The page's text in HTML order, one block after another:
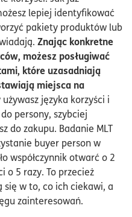
lepiej identyfikować
pakiety produktów lub
Znając konkretne
możesz posługiwać
które uzasadniają
miejsca na
języka korzyści i
persony, szybciej
do zakupu. Badanie MLT
buyer person w
współczynnik otwarć o 2
o 5 razy. To przecież
się w to, co ich ciekawi, a
zainteresowań.